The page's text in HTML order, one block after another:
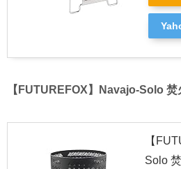
【FUTUREFOX】Navajo-Solo 焚
【
Solo